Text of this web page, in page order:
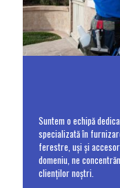
Suntem o echipă
specializată în
ferestre, uși și
domeniu, ne
clienților noștri.